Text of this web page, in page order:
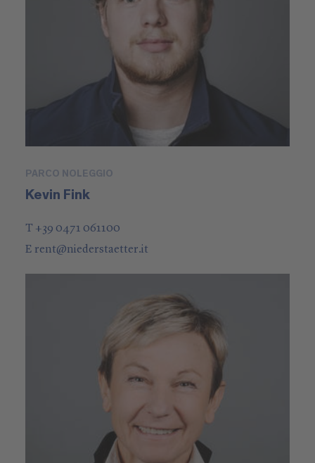
PARCO NOLEGGIO
Kevin Fink
T +39 0471 061100
E rent@niederstaetter.it